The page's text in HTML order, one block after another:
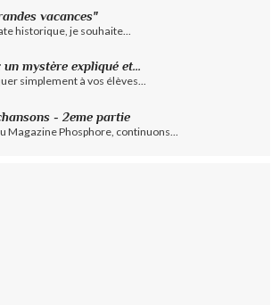
vacances"
historique, je souhaite...
mystère expliqué et...
simplement à vos élèves...
- 2eme partie
Magazine Phosphore, continuons...